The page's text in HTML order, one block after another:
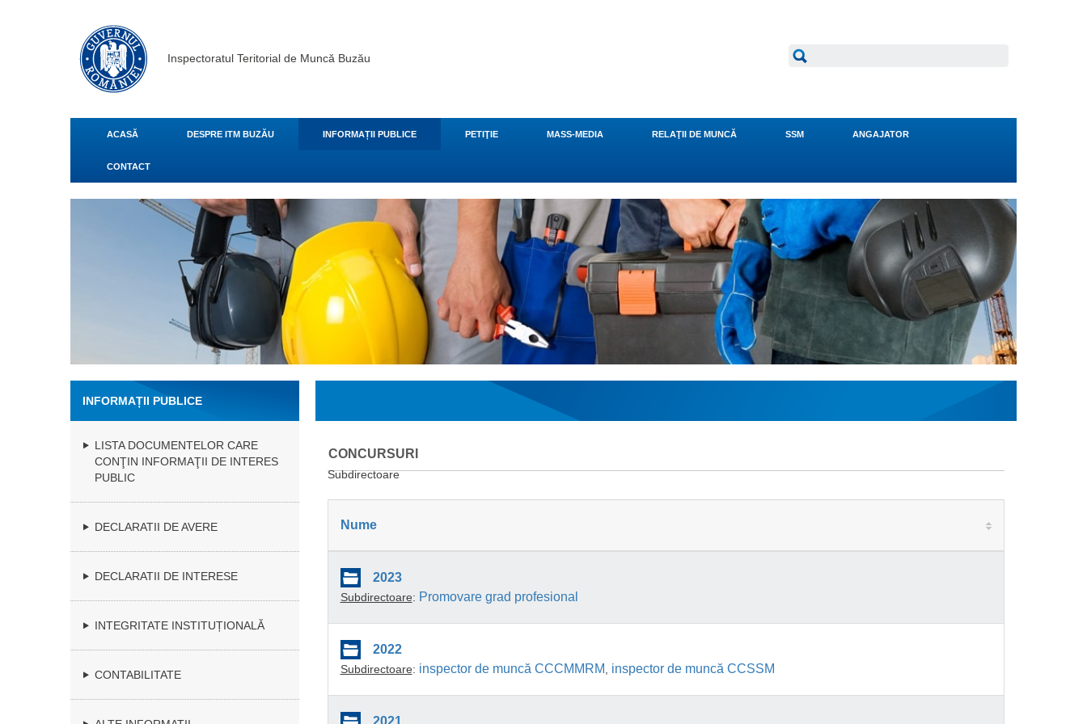
Inspectoratul Teritorial de Muncă Buzău
ACASĂ DESPRE ITM BUZĂU INFORMAȚII PUBLICE PETIŢIE MASS-MEDIA RELAŢII DE MUNCĂ SSM ANGAJATOR
CONTACT
INFORMAȚII PUBLICE
LISTA DOCUMENTELOR CARE
CONŢIN INFORMAŢII DE INTERES
PUBLIC
DECLARATII DE AVERE
DECLARATII DE INTERESE
INTEGRITATE INSTITUȚIONALĂ
CONTABILITATE
CONCURSURI
Subdirectoare
Nume
2023
Subdirectoare: Promovare grad profesional
2022
Subdirectoare: inspector de muncă CCCMMRM inspector de muncă CCSSM
2021